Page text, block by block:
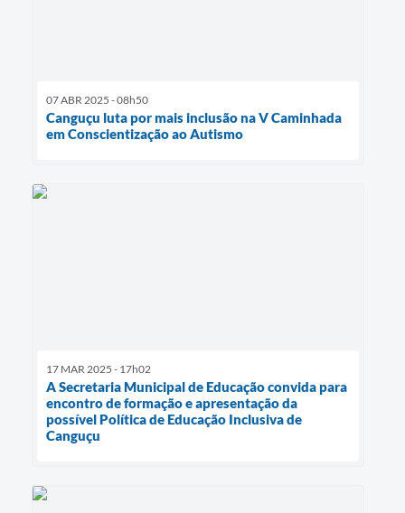
07 ABR 2025 - 08h50
Canguçu luta por mais inclusão na V Caminhada
em Conscientização ao Autismo
17 MAR 2025 - 17h02
A Secretaria Municipal de Educação convida para
encontro de formação e apresentação da
possível Política de Educação Inclusiva de
Canguçu